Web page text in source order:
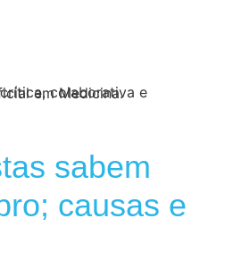
Artificial em Medicina.
sabem
causas e